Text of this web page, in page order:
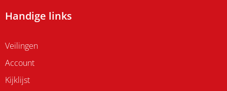
Handige links
Veilingen
Account
Kijklijst